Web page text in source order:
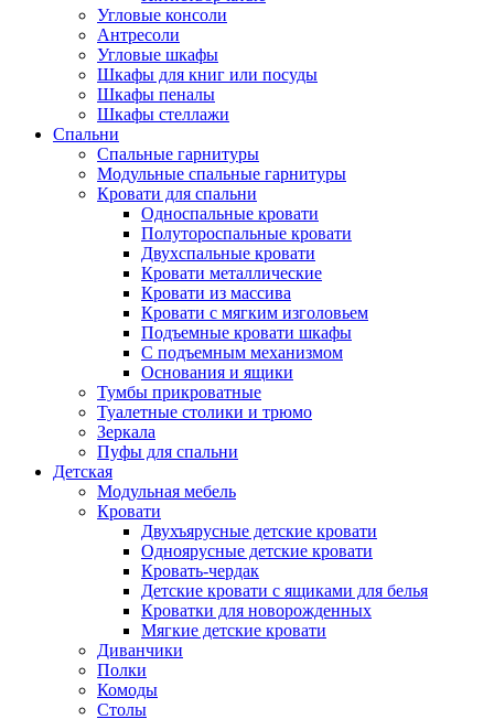
Угловые консоли
Антресоли
Угловые шкафы
Шкафы для книг или посуды
Шкафы пеналы
Шкафы стеллажи
Спальни
Спальные гарнитуры
Модульные спальные гарнитуры
Кровати для спальни
Односпальные кровати
Полутороспальные кровати
Двухспальные кровати
Кровати металлические
Кровати из массива
Кровати с мягким изголовьем
Подъемные кровати шкафы
С подъемным механизмом
Основания и ящики
Тумбы прикроватные
Туалетные столики и трюмо
Зеркала
Пуфы для спальни
Детская
Модульная мебель
Кровати
Двухъярусные детские кровати
Одноярусные детские кровати
Кровать-чердак
Детские кровати с ящиками для белья
Кроватки для новорожденных
Мягкие детские кровати
Диванчики
Полки
Комоды
Столы